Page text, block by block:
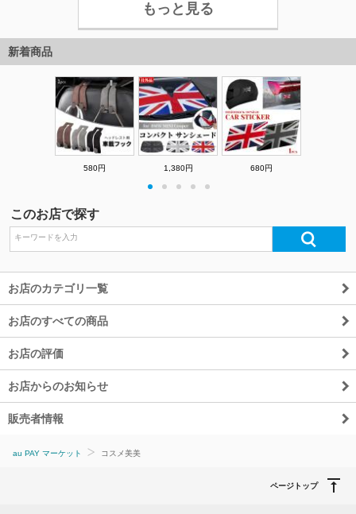
もっと見る
新着商品
580円 1,380円 680円
このお店で探す
お店のカテゴリ一覧
お店のすべての商品
お店の評価
お店からのお知らせ
販売者情報
au PAY マーケット コスメ美美
ページトップ